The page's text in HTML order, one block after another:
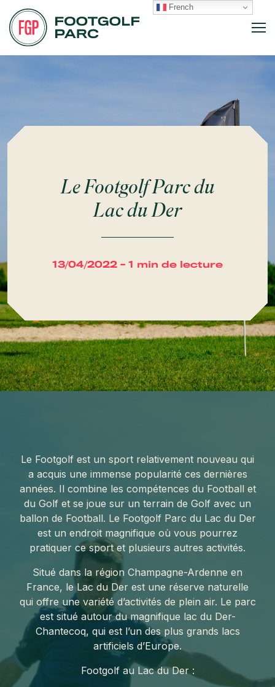
Le Footgolf Parc du
Lac du Der
13/04/2022 - 1 min de lecture
Le Footgolf est un sport relativement nouveau qui
a acquis une immense popularité ces dernières
années. Il combine les compétences du Football et
du Golf et se joue sur un terrain de Golf avec un
ballon de Football. Le Footgolf Parc du Lac du Der
est un endroit magnifique où vous pourrez
pratiquer ce sport et plusieurs autres activités.
Situé dans la région Champagne-Ardenne en
France, le Lac du Der est une réserve naturelle
qui offre une variété d’activités de plein air. Le parc
est situé autour du magnifique lac du Der-
Chantecoq, qui est l’un des plus grands lacs
artificiels d’Europe.
Footgolf au Lac du Der :
French